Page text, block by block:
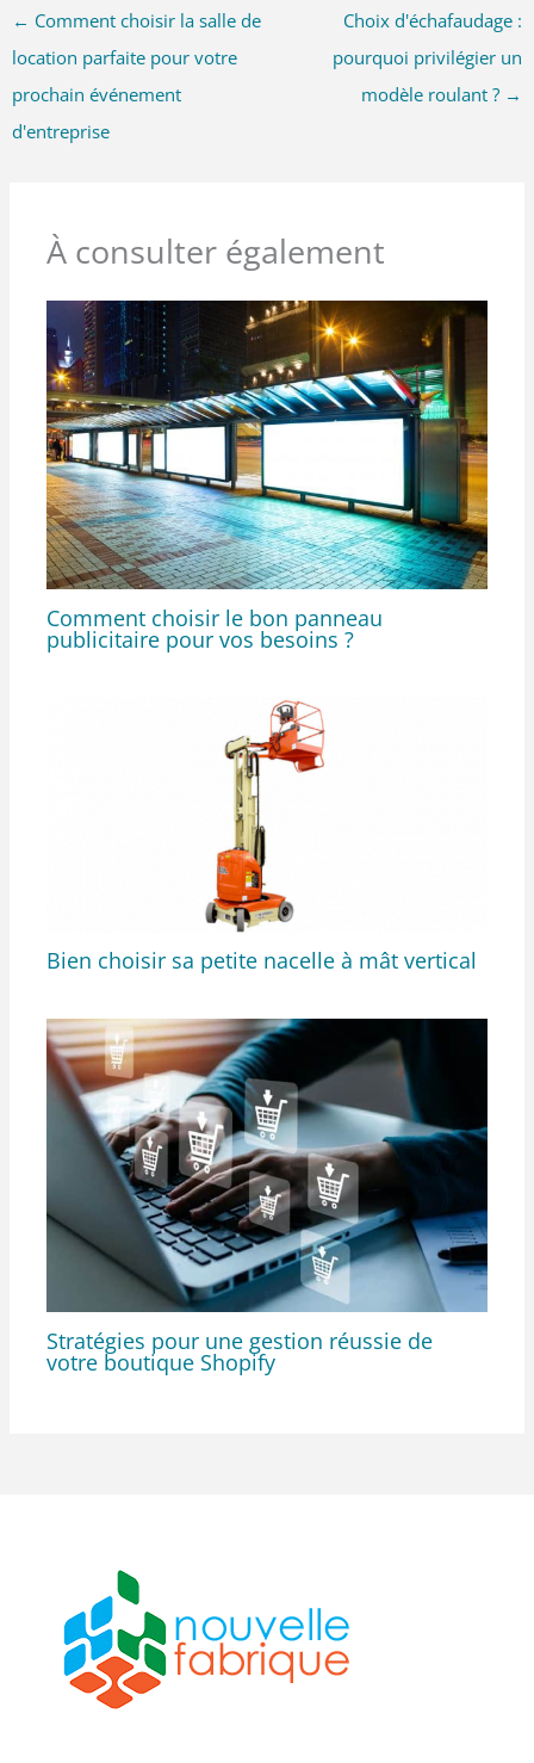
← Comment choisir la salle de
location parfaite pour votre
prochain événement
d'entreprise
Choix d'échafaudage :
pourquoi privilégier un
modèle roulant ? →
À consulter également
Comment choisir le bon panneau
publicitaire pour vos besoins ?
Bien choisir sa petite nacelle à mât vertical
Stratégies pour une gestion réussie de
votre boutique Shopify